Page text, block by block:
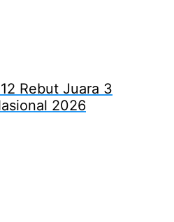
Rebut Juara 3
2026